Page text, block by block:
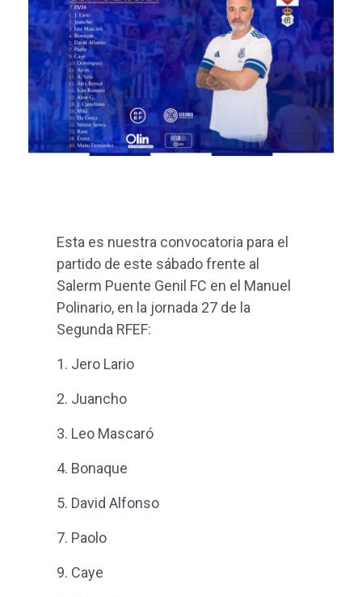
Esta es nuestra convocatoria para el
partido de este sábado frente al
Salerm Puente Genil FC en el Manuel
Polinario, en la jornada 27 de la
Segunda RFEF:
1. Jero Lario
2. Juancho
3. Leo Mascaró
4. Bonaque
5. David Alfonso
7. Paolo
9. Caye